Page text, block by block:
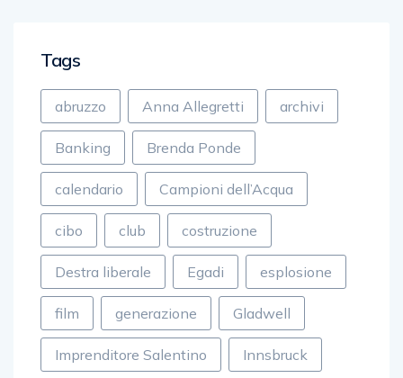
Tags
abruzzo Anna Allegretti archivi
Banking Brenda Ponde
calendario Campioni dell’Acqua
cibo club costruzione
Destra liberale Egadi esplosione
film generazione Gladwell
Imprenditore Salentino Innsbruck